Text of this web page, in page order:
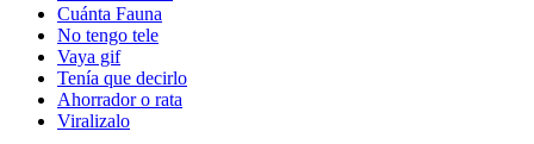
Cuánta Fauna
No tengo tele
Vaya gif
Tenía que decirlo
Ahorrador o rata
Viralizalo